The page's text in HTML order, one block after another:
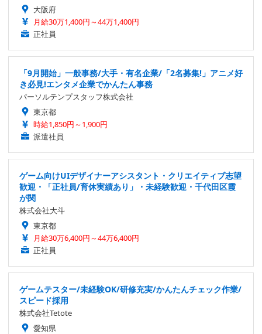
大阪府
月給30万1,400円～44万1,400円
正社員
「9月開始」一般事務/大手・有名企業/「2名募集!」アニメ好
き必見!エンタメ企業でかんたん事務
パーソルテンプスタッフ株式会社
東京都
時給1,850円～1,900円
派遣社員
ゲーム向けUIデザイナーアシスタント・クリエイティブ志望
歓迎・「正社員/育休実績あり」・未経験歓迎・千代田区霞
が関
株式会社大斗
東京都
月給30万6,400円～44万6,400円
正社員
ゲームテスター/未経験OK/研修充実/かんたんチェック作業/
スピード採用
株式会社Tetote
愛知県